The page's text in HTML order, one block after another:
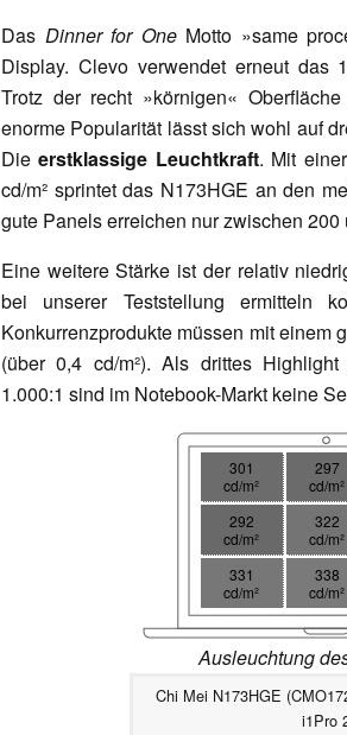
Das Dinner for OneMotto »same
Display. Clevo verwendet erneut das
Trotz der recht »körnigen«
enorme Popularität lässt sich wohl auf
Dieerstklassige Leuchtkraft. Mit
cd/m² sprintet das N173HGE an den
gute Panels erreichen nur zwischen 200
Eine weitere Stärke ist der relativ
bei unserer Teststellung ermitteln
Konkurrenzprodukte müssen mit einem
(über 0,4 cd/m²). Als drittes
1.000:1 sind im Notebook-Markt keine
301
cd/m²
297
cd/m²
292
cd/m²
322
cd/m²
331
cd/m²
338
cd/m²
Ausleuchtung
Chi Mei N173HGE
i1Pro